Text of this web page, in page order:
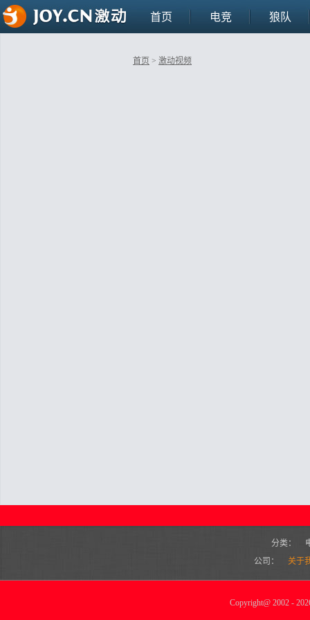
首页 电竞 狼队
首页 > 激动视频
分类：
公司：
关于
Copyright@2002 -